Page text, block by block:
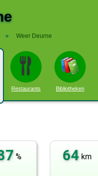
» Weer Deurne
Restaurants Bibliotheken
% 64 km